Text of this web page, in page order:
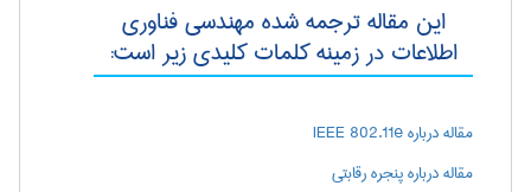
این مقاله ترجمه شده مهندسی فناوری
اطلاعات در زمینه کلمات کلیدی زیر است:
مقاله درباره IEEE 802.11e
مقاله درباره پنجره رقابتی